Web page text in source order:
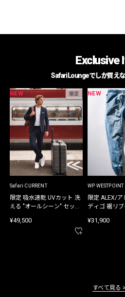
Exclusive
Safari Loungeでしか買え
NEW 限定
Safari CURRENT
限定 吸水速乾 UVカット 洗
える "オールシーン" セット
¥49,500
NEW
WP WESTPOINT
限定 ALEX/
ディゴ 裾リ
¥31,900
すべて見る